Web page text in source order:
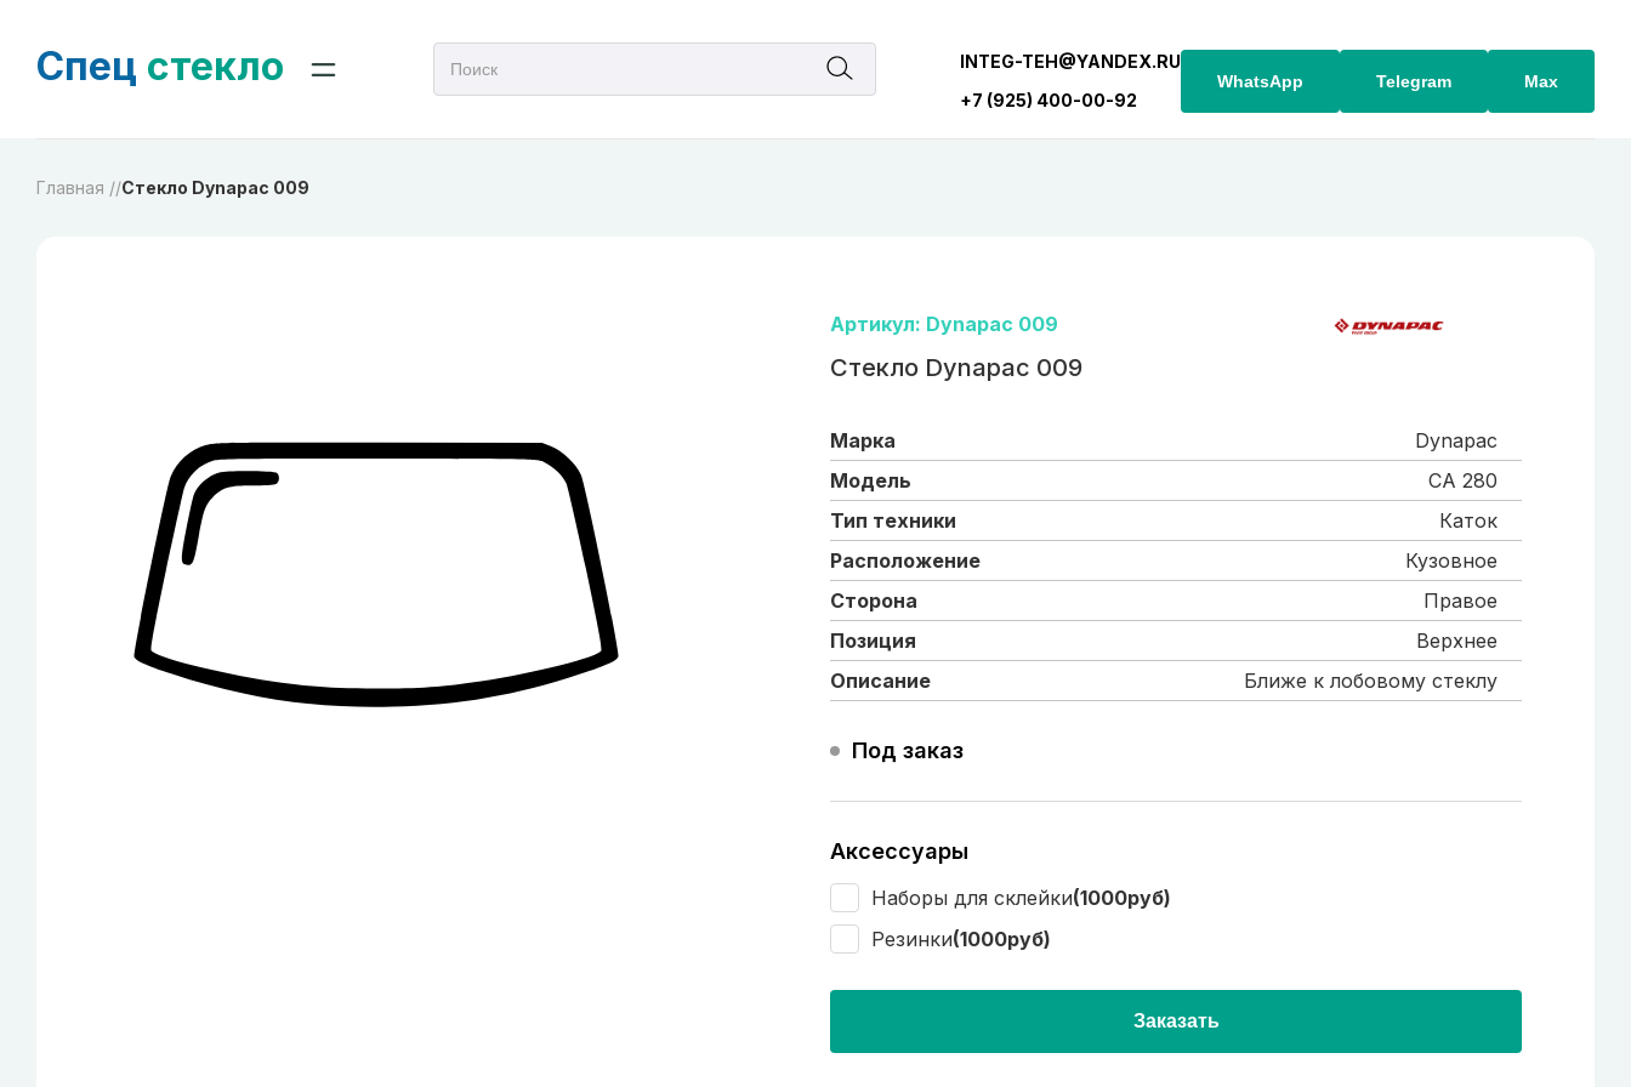
Спец стекло
INTEG-TEH@YANDEX.RU
+7 (925) 400-00-92
WhatsApp Telegram Max
Главная //Стекло Dynapac 009
Артикул: Dynapac 009
Стекло Dynapac 009
Марка
Dynapac
Модель
CA 280
Тип техники
Каток
Расположение
Кузовное
Сторона
Правое
Позиция
Верхнее
Описание
Ближе к лобовому стеклу
Под заказ
Аксессуары
Наборы для склейки(1000руб)
Резинки(1000руб)
Заказать